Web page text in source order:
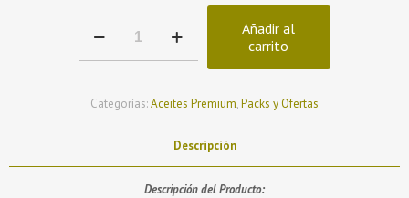
garrafas
100%
Añadir al
carrito
Categorías:Aceites Premium,Packs y Ofertas
Descripción
Descripción del Producto: